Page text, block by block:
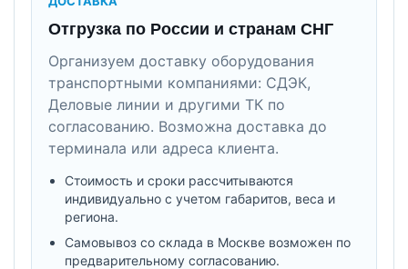
Отгрузка по России и странам СНГ
Организуем доставку оборудования
транспортными компаниями: СДЭК,
Деловые линии и другими ТК по
согласованию. Возможна доставка до
терминала или адреса клиента.
Стоимость и сроки рассчитываются
индивидуально с учетом габаритов, веса и
региона.
Самовывоз со склада в Москве возможен по
предварительному согласованию.